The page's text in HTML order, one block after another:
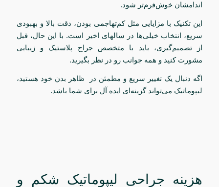
اندامشان خوش‌فرم‌تر شود.
این تکنیک با مزایایی مثل کم‌تهاجمی بودن، دقت بالا و بهبودی
سریع، انتخاب خیلی‌ها در سالهای اخیر است. با این حال، قبل
از تصمیم‌گیری، باید با متخصص جراح پلاستیک و زیبایی
مشورت کنید و همه جوانب رو در نظر بگیرید.
اگه دنبال یک تغییر سریع و مطمئن در ظاهر بدن خود هستید،
لیپوماتیک می‌تواند گزینه‌ای ایده آل برای شما باشد.
هزینه جراحی لیپوماتیک شکم و